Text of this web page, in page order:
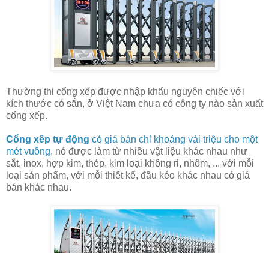
Thường thi cổng xếp được nhập khẩu nguyên chiếc với
kích thước có sẵn, ở Việt Nam chưa có công ty nào sản xuất
cổng xếp.
Cổng xếp tự động có giá bán chỉ khoảng vài triệu cho một
mét vuông, nó được làm từ nhiều vật liệu khác nhau như
sắt, inox, hợp kim, thép, kim loại không ri, nhôm, ... với mỗi
loại sản phẩm, với mỗi thiết kế, đầu kéo khác nhau có giá
bán khác nhau.